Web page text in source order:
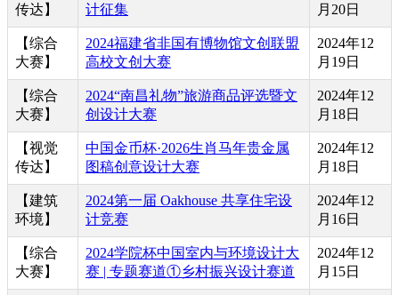
传达】
计征集
月20日
【综合
大赛】
2024福建省非国有博物馆文创联盟
高校文创大赛
2024年12
月19日
【综合
大赛】
2024“南昌礼物”旅游商品评选暨文
创设计大赛
2024年12
月18日
【视觉
传达】
中国金币杯·2026生肖马年贵金属
图稿创意设计大赛
2024年12
月18日
【建筑
环境】
2024第一届 Oakhouse 共享住宅设
计竞赛
2024年12
月16日
【综合
大赛】
2024学院杯中国室内与环境设计大
赛 | 专题赛道①乡村振兴设计赛道
2024年12
月15日